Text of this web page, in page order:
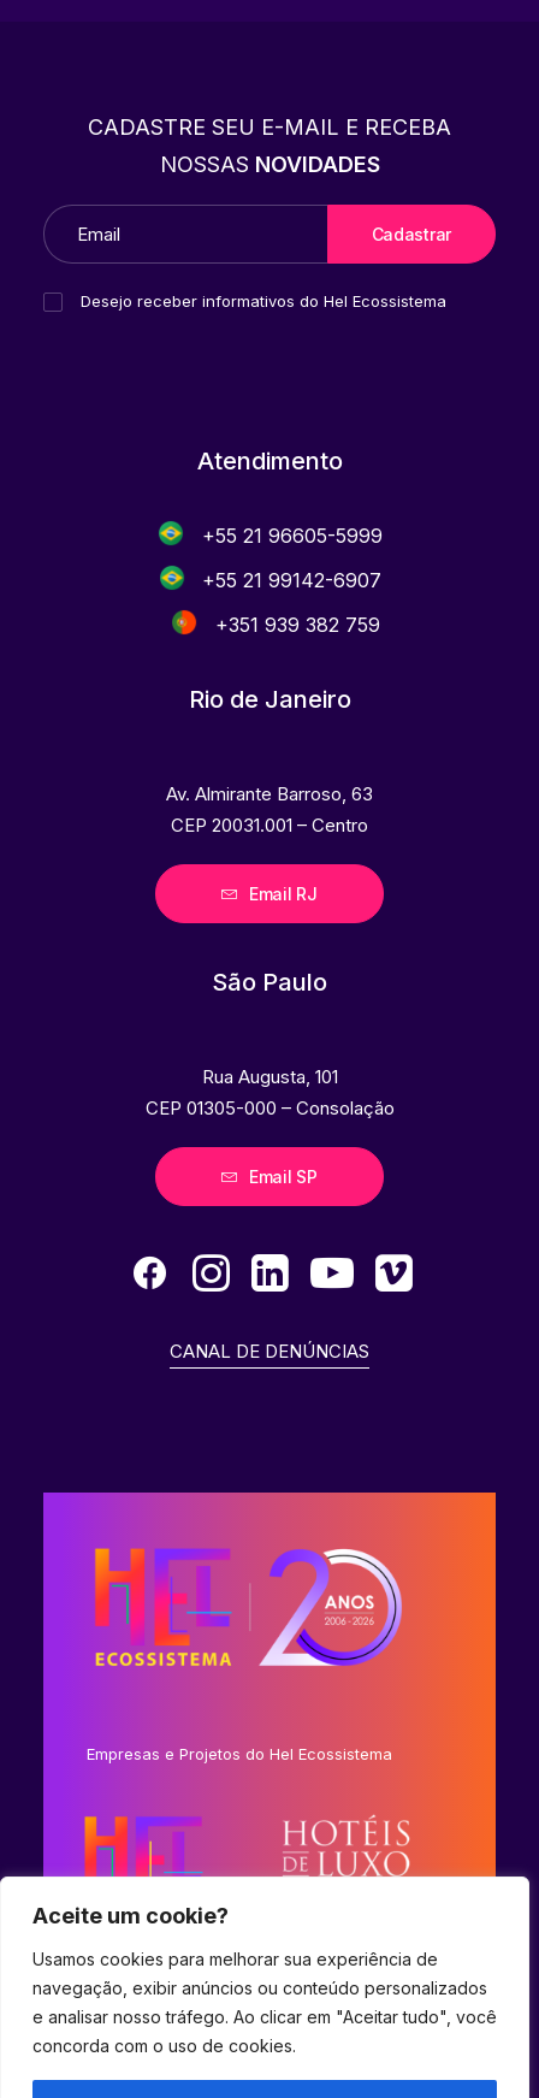
Aceite um cookie?
Usamos cookies para melhorar sua experiência de
navegação, exibir anúncios ou conteúdo personalizados
e analisar nosso tráfego. Ao clicar em "Aceitar tudo", você
concorda com o uso de cookies.
CADASTRE SEU E-MAIL E RECEBA
NOSSAS NOVIDADES
Desejo receber informativos do Hel Ecossistema
Atendimento
+55 21 96605-5999
+55 21 99142-6907
+351 939 382 759
Rio de Janeiro
Av. Almirante Barroso, 63
CEP 20031.001 – Centro
Email RJ
São Paulo
Rua Augusta, 101
CEP 01305-000 – Consolação
Email SP
CANAL DE DENÚNCIAS
Empresas e Projetos do Hel Ecossistema
© 2023 Hel Ecossistema.